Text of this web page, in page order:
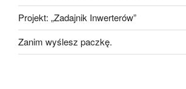
Projekt: „Zadajnik Inwerterów”
Zanim wyślesz paczkę.